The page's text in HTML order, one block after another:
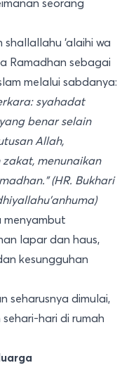
seorang
shallallahu ‘alaihi wa
Ramadhan sebagai
melalui sabdanya:
syahadat
benar selain
Allah,
menunaikan
(HR. Bukhari
menyambut
lapar dan haus,
kesungguhan
seharusnya dimulai,
hari di rumah